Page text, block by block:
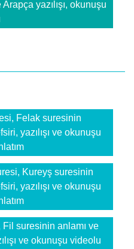
yazılışı, okunuşu
Felak suresinin
yazılışı ve okunuşu
Kureyş suresinin
yazılışı ve okunuşu
Fil suresinin anlamı ve
ve okunuşu videolu